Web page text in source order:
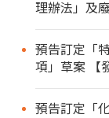
理辦法」及
預告訂定「
項」草案 【
預告訂定「